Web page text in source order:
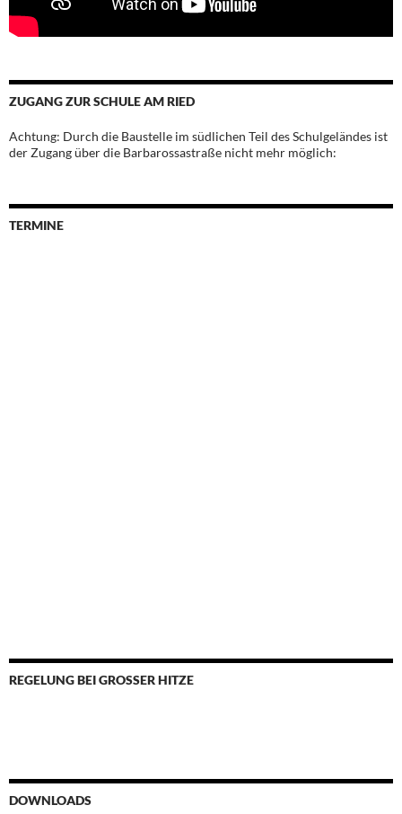
ZUGANG ZUR SCHULE AM RIED
Achtung: Durch die Baustelle im südlichen Teil des Schulgeländes ist
der Zugang über die Barbarossastraße nicht mehr möglich:
TERMINE
REGELUNG BEI GROSSER HITZE
DOWNLOADS